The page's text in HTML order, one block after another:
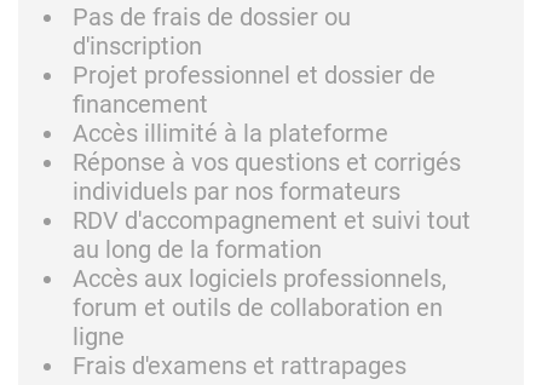
Pas de frais de dossier ou
d'inscription
Projet professionnel et dossier de
financement
Accès illimité à la plateforme
Réponse à vos questions et corrigés
individuels par nos formateurs
RDV d'accompagnement et suivi tout
au long de la formation
Accès aux logiciels professionnels,
forum et outils de collaboration en
ligne
Frais d'examens et rattrapages